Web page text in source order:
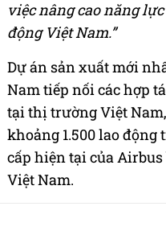
việc nâng cao năng
động Việt Nam.”
Dự án sản xuất mới
Nam tiếp nối các hợp
tại thị trường Việt
khoảng 1.500 lao động
cấp hiện tại của
Việt Nam.